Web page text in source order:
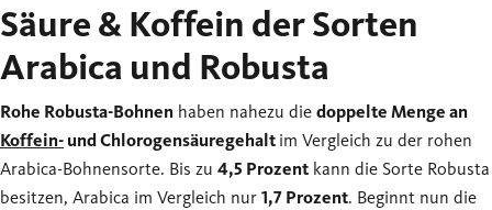
Säure & Koffein der Sorten
Arabica und Robusta
Rohe Robusta-Bohnen haben nahezu die doppelte Menge an
Koffein- und Chlorogensäuregehalt im Vergleich zu der rohen
Arabica-Bohnensorte. Bis zu 4,5 Prozent kann die Sorte Robusta
besitzen, Arabica im Vergleich nur 1,7 Prozent. Beginnt nun die